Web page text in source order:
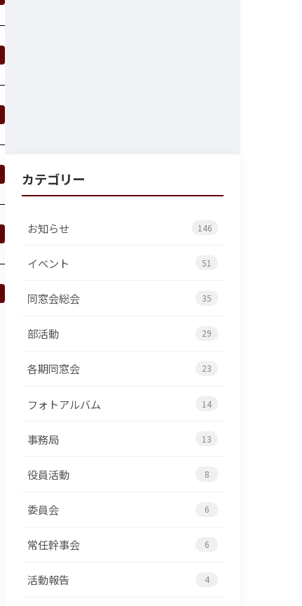
カテゴリー
お知らせ 146
イベント 51
同窓会総会 35
部活動 29
各期同窓会 23
フォトアルバム 14
事務局 13
役員活動 8
委員会 6
常任幹事会 6
活動報告 4